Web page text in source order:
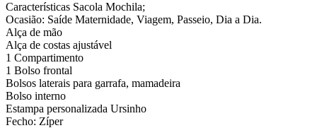
Características Sacola Mochila;
Ocasião: Saíde Maternidade, Viagem, Passeio, Dia a Dia.
Alça de mão
Alça de costas ajustável
1 Compartimento
1 Bolso frontal
Bolsos laterais para garrafa, mamadeira
Bolso interno
Estampa personalizada Ursinho
Fecho: Zíper